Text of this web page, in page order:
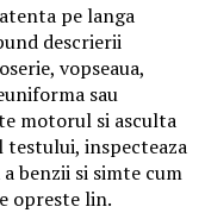
pe langa
descrierii
vopseaua,
sau
motorul si asculta
testului, inspecteaza
benzii si simte cum
opreste lin.